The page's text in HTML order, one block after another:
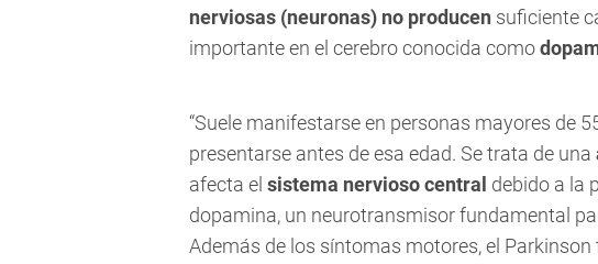
nerviosas (neuronas) no producen suficiente
importante en el cerebro conocida como
“Suele manifestarse en personas mayores de
presentarse antes de esa edad. Se trata de una
afecta el sistema nervioso central debido a la
dopamina, un neurotransmisor fundamental
Además de los síntomas motores, el Parkinson